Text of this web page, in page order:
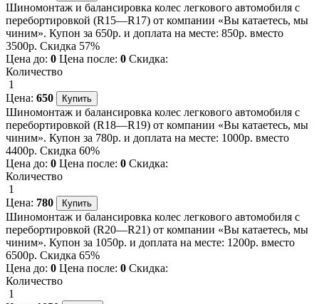
Шиномонтаж и балансировка колес легкового автомобиля с
перебортировкой (R15—R17) от компании «Вы катаетесь, мы
чиним». Купон за 650р. и доплата на месте: 850р. вместо
3500р. Скидка 57%
Цена до: 0 Цена после: 0 Скидка:
Количество
1
Цена: 650
Шиномонтаж и балансировка колес легкового автомобиля с
перебортировкой (R18—R19) от компании «Вы катаетесь, мы
чиним». Купон за 780р. и доплата на месте: 1000р. вместо
4400р. Скидка 60%
Цена до: 0 Цена после: 0 Скидка:
Количество
1
Цена: 780
Шиномонтаж и балансировка колес легкового автомобиля с
перебортировкой (R20—R21) от компании «Вы катаетесь, мы
чиним». Купон за 1050р. и доплата на месте: 1200р. вместо
6500р. Скидка 65%
Цена до: 0 Цена после: 0 Скидка:
Количество
1